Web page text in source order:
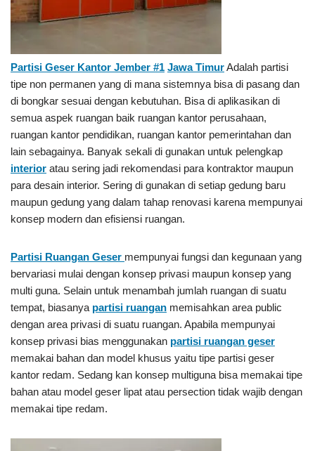
Partisi Geser Kantor Jember #1 Jawa TimurAdalah partisi
tipe non permanen yang di mana sistemnya bisa di pasang dan
di bongkar sesuai dengan kebutuhan. Bisa di aplikasikan di
semua aspek ruangan baik ruangan kantor perusahaan,
ruangan kantor pendidikan, ruangan kantor pemerintahan dan
lain sebagainya. Banyak sekali di gunakan untuk pelengkap
interior atau sering jadi rekomendasi para kontraktor maupun
para desain interior. Sering di gunakan di setiap gedung baru
maupun gedung yang dalam tahap renovasi karena mempunyai
konsep modern dan efisiensi ruangan.
Partisi Ruangan Geser mempunyai fungsi dan kegunaan yang
bervariasi mulai dengan konsep privasi maupun konsep yang
multi guna. Selain untuk menambah jumlah ruangan di suatu
tempat, biasanya partisi ruangan memisahkan area public
dengan area privasi di suatu ruangan. Apabila mempunyai
konsep privasi bias menggunakan partisi ruangan geser
memakai bahan dan model khusus yaitu tipe partisi geser
kantor redam. Sedang kan konsep multiguna bisa memakai tipe
bahan atau model geser lipat atau persection tidak wajib dengan
memakai tipe redam.